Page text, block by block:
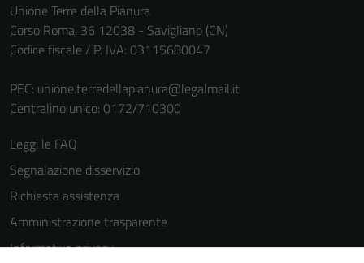
Unione Terre della Pianura
Corso Roma, 36 12038 - Savigliano (CN)
Codice fiscale / P. IVA: 03115680047
PEC: unione.terredellapianura@legalmail.it
Centralino unico: 0172/710300
Leggi le FAQ
Segnalazione disservizio
Richiesta assistenza
Amministrazione trasparente
Informativa privacy
profilazione.
La
di questi